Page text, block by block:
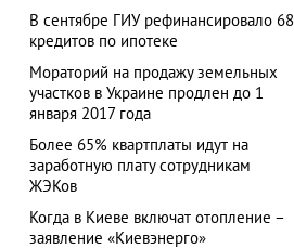
В сентябре ГИУ рефинансировало 68
кредитов по ипотеке
Мораторий на продажу земельных
участков в Украине продлен до 1
января 2017 года
Более 65% квартплаты идут на
заработную плату сотрудникам
ЖЭКов
Когда в Киеве включат отопление –
заявление «Киевэнерго»